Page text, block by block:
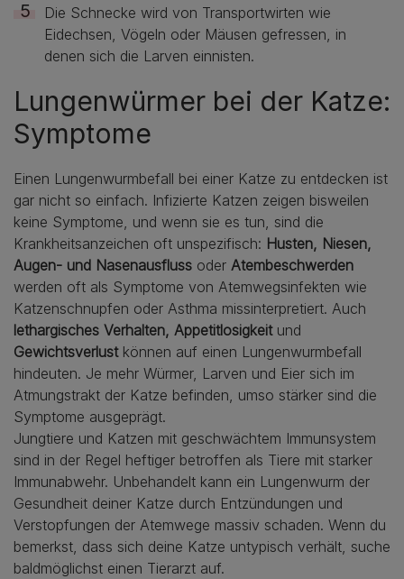
Die Schnecke wird von Transportwirten wie
Eidechsen, Vögeln oder Mäusen gefressen, in
denen sich die Larven einnisten.
Lungenwürmer bei der Katze:
Symptome
Einen Lungenwurmbefall bei einer Katze zu entdecken ist
gar nicht so einfach. Infizierte Katzen zeigen bisweilen
keine Symptome, und wenn sie es tun, sind die
Krankheitsanzeichen oft unspezifisch: Husten, Niesen,
Augen- und Nasenausfluss oder Atembeschwerden
werden oft als Symptome von Atemwegsinfekten wie
Katzenschnupfen oder Asthma missinterpretiert. Auch
lethargisches Verhalten, Appetitlosigkeitund
Gewichtsverlustkönnen auf einen Lungenwurmbefall
hindeuten. Je mehr Würmer, Larven und Eier sich im
Atmungstrakt der Katze befinden, umso stärker sind die
Symptome ausgeprägt.
Jungtiere und Katzen mit geschwächtem Immunsystem
sind in der Regel heftiger betroffen als Tiere mit starker
Immunabwehr. Unbehandelt kann ein Lungenwurm der
Gesundheit deiner Katze durch Entzündungen und
Verstopfungen der Atemwege massiv schaden. Wenn du
bemerkst, dass sich deine Katze untypisch verhält, suche
baldmöglichst einen Tierarzt auf.